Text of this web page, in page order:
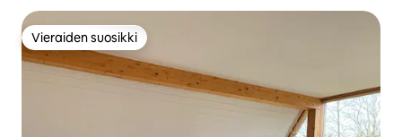
Vieraiden suosikki
Vieraiden suosikki